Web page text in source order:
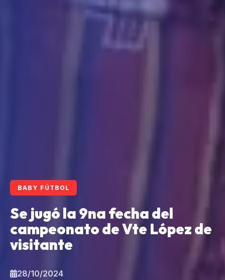
BABY FÚTBOL
Se jugó la 9na fecha del
campeonato de Vte López de
visitante
28/10/2024